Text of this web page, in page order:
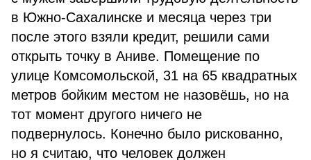
в Южно-Сахалинске и месяца через три
после этого взяли кредит, решили сами
открыть точку в Аниве. Помещение по
улице Комсомольской, 31 на 65 квадратных
метров бойким местом не назовёшь, но на
тот момент другого ничего не
подвернулось. Конечно было рискованно,
но я считаю, что человек должен